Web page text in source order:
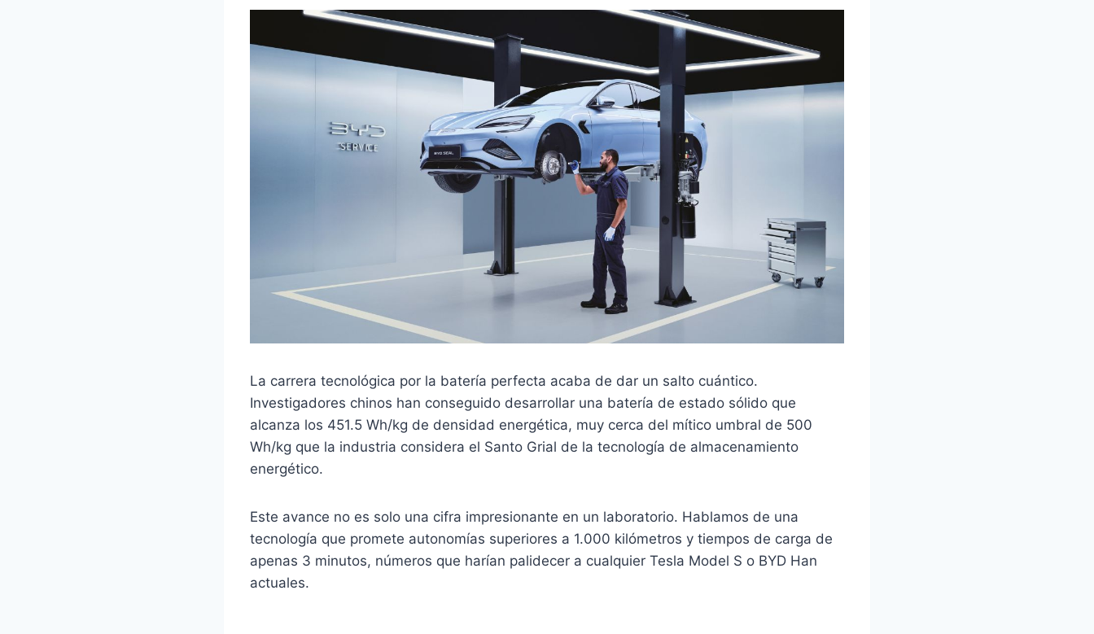
La carrera tecnológica por la batería perfecta acaba de dar un salto cuántico.
Investigadores chinos han conseguido desarrollar una batería de estado sólido que
alcanza los 451.5 Wh/kg de densidad energética, muy cerca del mítico umbral de 500
Wh/kg que la industria considera el Santo Grial de la tecnología de almacenamiento
energético.
Este avance no es solo una cifra impresionante en un laboratorio. Hablamos de una
tecnología que promete autonomías superiores a 1.000 kilómetros y tiempos de carga de
apenas 3 minutos, números que harían palidecer a cualquier Tesla Model S o BYD Han
actuales.